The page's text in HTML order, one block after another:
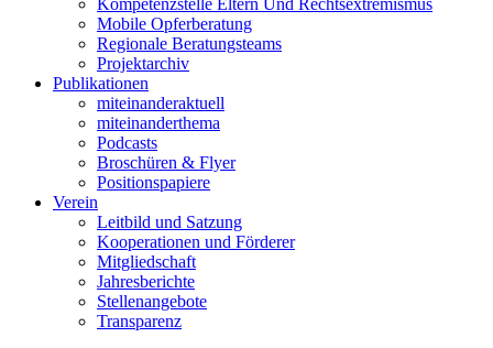
Kompetenzstelle Eltern Und Rechtsextremismus
Mobile Opferberatung
Regionale Beratungsteams
Projektarchiv
Publikationen
miteinanderaktuell
miteinanderthema
Podcasts
Broschüren & Flyer
Positionspapiere
Verein
Leitbild und Satzung
Kooperationen und Förderer
Mitgliedschaft
Jahresberichte
Stellenangebote
Transparenz